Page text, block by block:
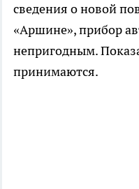
сведения о новой
«Аршине», прибор
непригодным.
принимаются.